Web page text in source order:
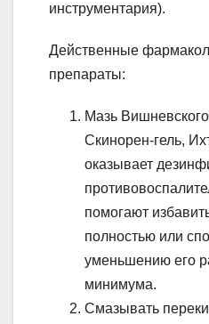
инструментария).
Действенные
препараты:
Мазь
Скинорен-гель,
оказывает
помогают
полностью или
уменьшению его
минимума.
Смазывать